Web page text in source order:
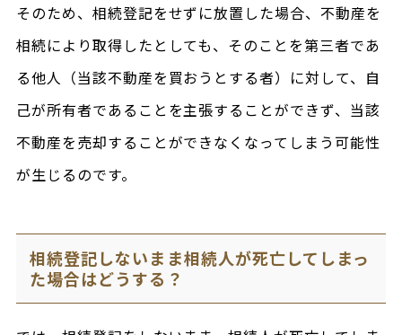
そのため、相続登記をせずに放置した場合、不動産を
相続により取得したとしても、そのことを第三者であ
る他人（当該不動産を買おうとする者）に対して、自
己が所有者であることを主張することができず、当該
不動産を売却することができなくなってしまう可能性
が生じるのです。
相続登記しないまま相続人が死亡してしまっ
た場合はどうする？